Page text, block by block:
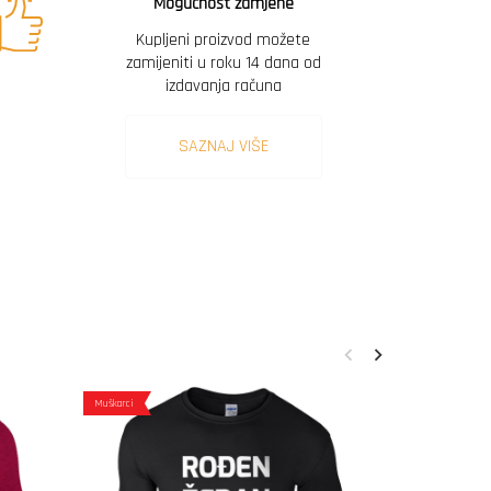
Kupljeni proizvod možete
zamijeniti u roku 14 dana od
izdavanja računa
SAZNAJ VIŠE
Muškarci